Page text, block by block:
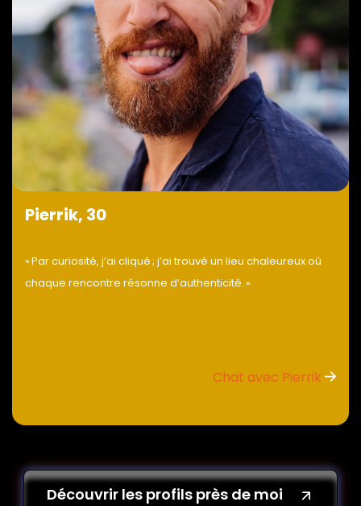
Pierrik, 30
« Par curiosité, j’ai cliqué ; j’ai trouvé un lieu chaleureux où
chaque rencontre résonne d’authenticité. »
Chat avec Pierrik
Découvrir les profils près de moi